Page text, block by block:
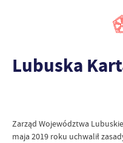
Lubuska
Zarząd Województwa
maja 2019 roku uchwalił